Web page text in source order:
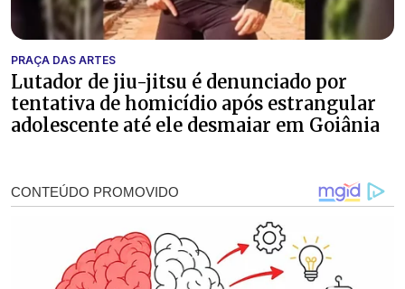
PRAÇA DAS ARTES
Lutador de jiu-jitsu é denunciado por
tentativa de homicídio após estrangular
adolescente até ele desmaiar em Goiânia